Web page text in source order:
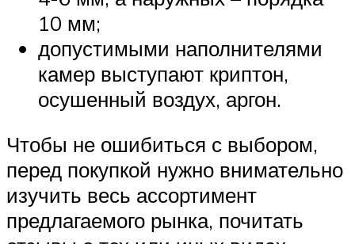
10 мм;
допустимыми наполнителями
камер выступают криптон,
осушенный воздух, аргон.
Чтобы не ошибиться с выбором,
перед покупкой нужно внимательно
изучить весь ассортимент
предлагаемого рынка, почитать